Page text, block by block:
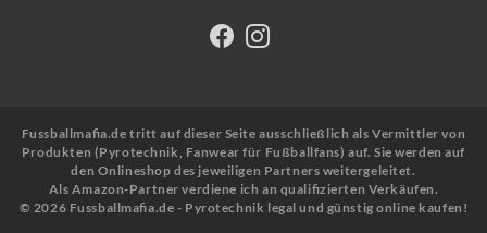
Fussballmafia.de tritt auf dieser Seite ausschließlich als Vermittler von
Produkten (Pyrotechnik, Fanwear für Fußballfans) auf. Sie werden auf
den Onlineshop des jeweiligen Partners weitergeleitet.
Als Amazon-Partner verdiene ich an qualifizierten Verkäufen.
© 2026 Fussballmafia.de - Pyrotechnik legal und günstig online kaufen!